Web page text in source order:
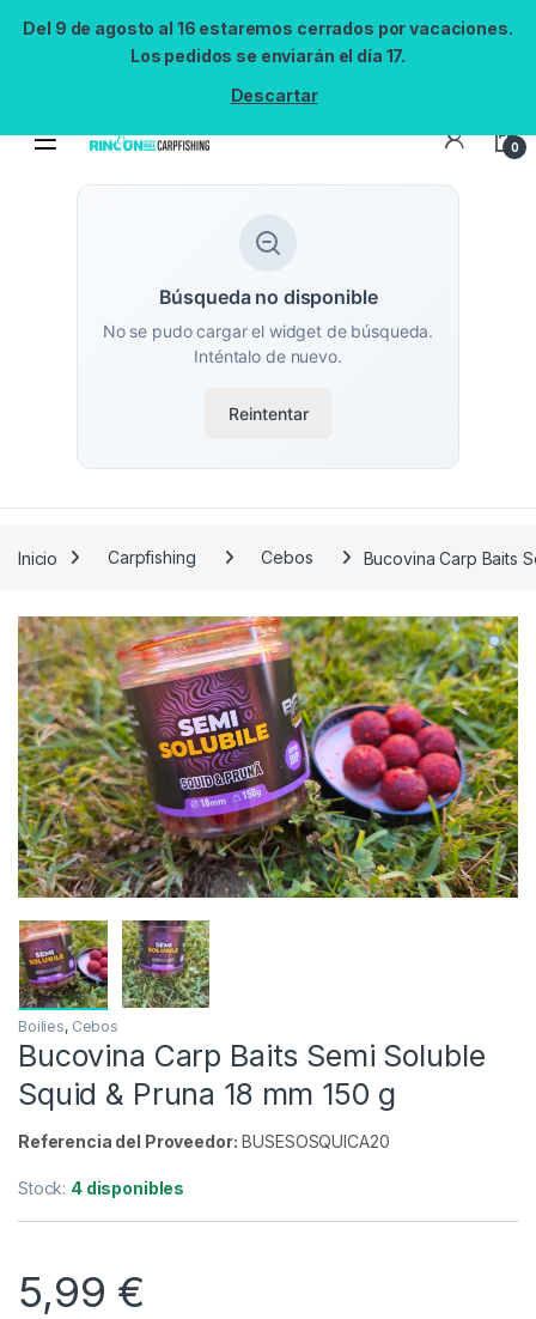
Del 9 de agosto al 16 estaremos cerrados por vacaciones.
Los pedidos se enviarán el día 17.
Descartar
0
Búsqueda no disponible
No se pudo cargar el widget de búsqueda.
Inténtalo de nuevo.
Reintentar
Inicio Carpfishing Cebos Bucovina Carp Baits
Boilies, Cebos
Bucovina Carp Baits Semi Soluble
Squid & Pruna 18 mm 150 g
Referencia del Proveedor: BUSESOSQUICA20
Stock: 4 disponibles
5,99 €